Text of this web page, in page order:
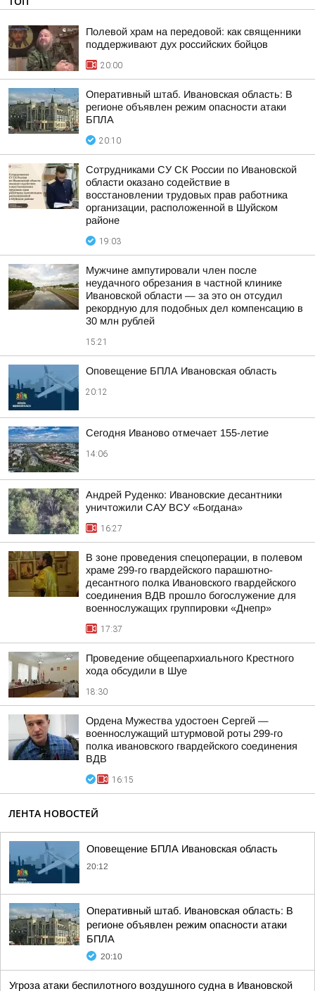
Полевой храм на передовой: как священники
поддерживают дух российских бойцов
20:00
Оперативный штаб. Ивановская область: В
регионе объявлен режим опасности атаки
БПЛА
20:10
Сотрудниками СУ СК России по Ивановской
области оказано содействие в
восстановлении трудовых прав работника
организации, расположенной в Шуйском
районе
19:03
Мужчине ампутировали член после
неудачного обрезания в частной клинике
Ивановской области — за это он отсудил
рекордную для подобных дел компенсацию в
30 млн рублей
15:21
Оповещение БПЛА Ивановская область
20:12
Сегодня Иваново отмечает 155-летие
14:06
Андрей Руденко: Ивановские десантники
уничтожили САУ ВСУ «Богдана»
16:27
В зоне проведения спецоперации, в полевом
храме 299-го гвардейского парашютно-
десантного полка Ивановского гвардейского
соединения ВДВ прошло богослужение для
военнослужащих группировки «Днепр»
17:37
Проведение общеепархиального Крестного
хода обсудили в Шуе
18:30
Ордена Мужества удостоен Сергей —
военнослужащий штурмовой роты 299-го
полка ивановского гвардейского соединения
ВДВ
16:15
ЛЕНТА НОВОСТЕЙ
Оповещение БПЛА Ивановская область
20:12
Оперативный штаб. Ивановская область: В
регионе объявлен режим опасности атаки
БПЛА
20:10
Угроза атаки беспилотного воздушного судна в Ивановской